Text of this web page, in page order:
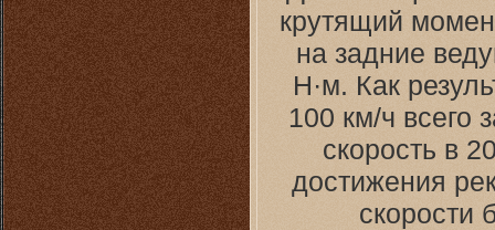
крутящий
на задние
Н·м. Как
100 км/ч всего
скорость в
достижения
скорости